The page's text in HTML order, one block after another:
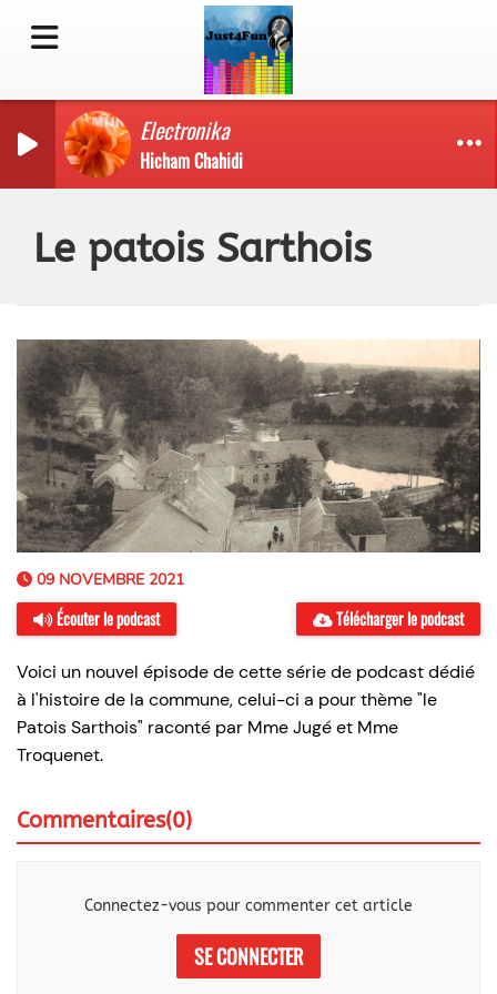
Electronika
Hicham Chahidi
Le patois Sarthois
09 NOVEMBRE 2021
Écouter le podcast Télécharger le podcast
Voici un nouvel épisode de cette série de podcast dédié
à l'histoire de la commune, celui-ci a pour thème "le
Patois Sarthois" raconté par Mme Jugé et Mme
Troquenet.
Commentaires(0)
Connectez-vous pour commenter cet article
SE CONNECTER